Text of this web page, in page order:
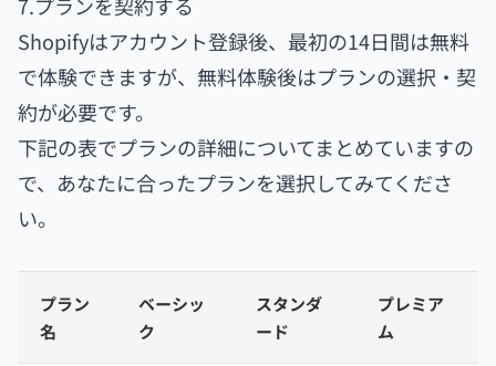
Shopifyはアカウント登録後、最初の14日間は無料
で体験できますが、無料体験後はプランの選択・契
約が必要です。
下記の表でプランの詳細についてまとめていますの
で、あなたに合ったプランを選択してみてくださ
い。
プラン
名
ベーシッ
ク
スタンダ
ード
プレミア
ム